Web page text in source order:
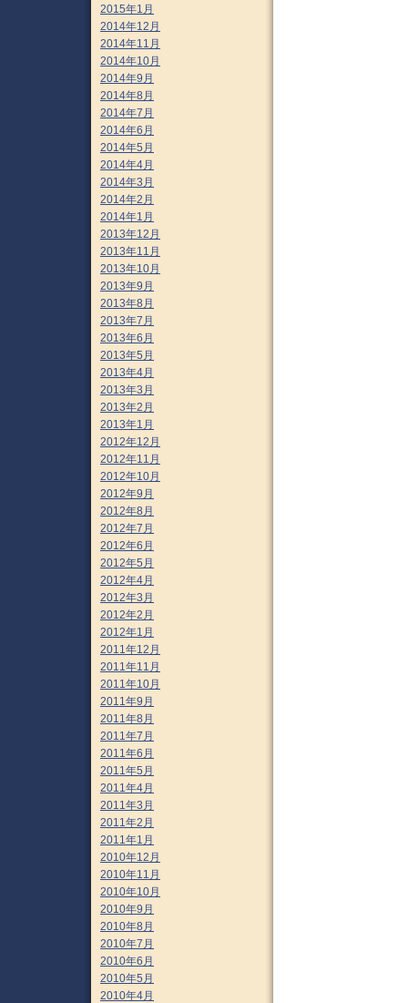
2015年1月
2014年12月
2014年11月
2014年10月
2014年9月
2014年8月
2014年7月
2014年6月
2014年5月
2014年4月
2014年3月
2014年2月
2014年1月
2013年12月
2013年11月
2013年10月
2013年9月
2013年8月
2013年7月
2013年6月
2013年5月
2013年4月
2013年3月
2013年2月
2013年1月
2012年12月
2012年11月
2012年10月
2012年9月
2012年8月
2012年7月
2012年6月
2012年5月
2012年4月
2012年3月
2012年2月
2012年1月
2011年12月
2011年11月
2011年10月
2011年9月
2011年8月
2011年7月
2011年6月
2011年5月
2011年4月
2011年3月
2011年2月
2011年1月
2010年12月
2010年11月
2010年10月
2010年9月
2010年8月
2010年7月
2010年6月
2010年5月
2010年4月